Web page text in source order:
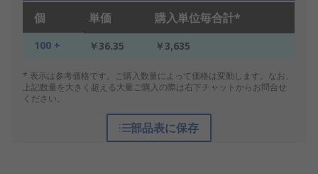
個 単価 購入単位毎合計*
100 + ￥36.35 ￥3,635
* 表示は参考価格です。ご購入数量によって価格は変動します。なお、
上記数量を大きく超える大量ご購入の際は右下チャットからお問合せ
ください。
部品表に保存